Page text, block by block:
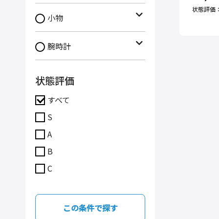
小物
腕時計
状態評価
すべて
S
A
B
C
状態評価